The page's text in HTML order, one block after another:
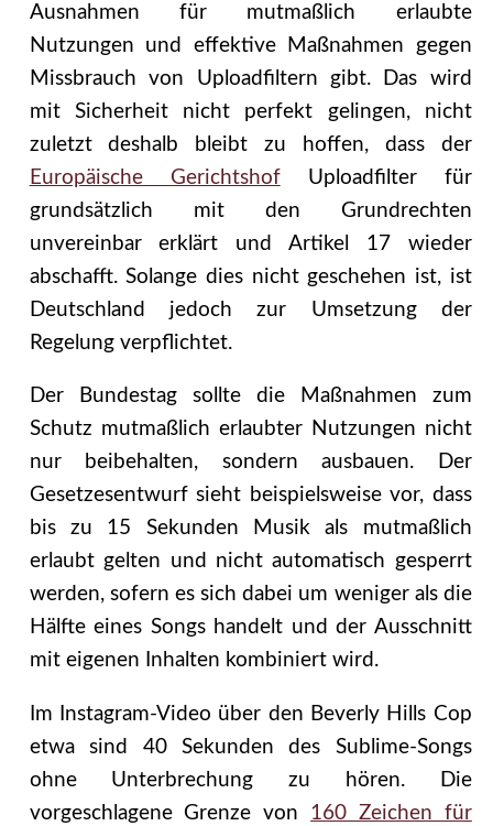
Ausnahmen für mutmaßlich erlaubte
Nutzungen und effektive Maßnahmen gegen
Missbrauch von Uploadfiltern gibt. Das wird
mit Sicherheit nicht perfekt gelingen, nicht
zuletzt deshalb bleibt zu hoffen, dass der
Europäische GerichtshofUploadfilter für
grundsätzlich mit den Grundrechten
unvereinbar erklärt und Artikel 17 wieder
abschafft. Solange dies nicht geschehen ist, ist
Deutschland jedoch zur Umsetzung der
Regelung verpflichtet.
Der Bundestag sollte die Maßnahmen zum
Schutz mutmaßlich erlaubter Nutzungen nicht
nur beibehalten, sondern ausbauen. Der
Gesetzesentwurf sieht beispielsweise vor, dass
bis zu 15 Sekunden Musik als mutmaßlich
erlaubt gelten und nicht automatisch gesperrt
werden, sofern es sich dabei um weniger als die
Hälfte eines Songs handelt und der Ausschnitt
mit eigenen Inhalten kombiniert wird.
Im Instagram-Video über den Beverly Hills Cop
etwa sind 40 Sekunden des Sublime-Songs
ohne Unterbrechung zu hören. Die
vorgeschlagene Grenze von 160 Zeichen für